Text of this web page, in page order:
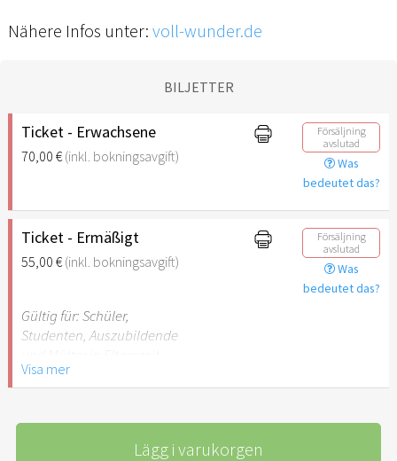
Nähere Infos unter: voll-wunder.de
BILJETTER
Ticket - Erwachsene
70,00 €(inkl. bokningsavgift)
Försäljning
avslutad
Was
bedeutet das?
Ticket - Ermäßigt
55,00 €(inkl. bokningsavgift)
Försäljning
avslutad
Was
bedeutet das?
Gültig für: Schüler,
Studenten, Auszubildende
Visa mer
Lägg i varukorgen